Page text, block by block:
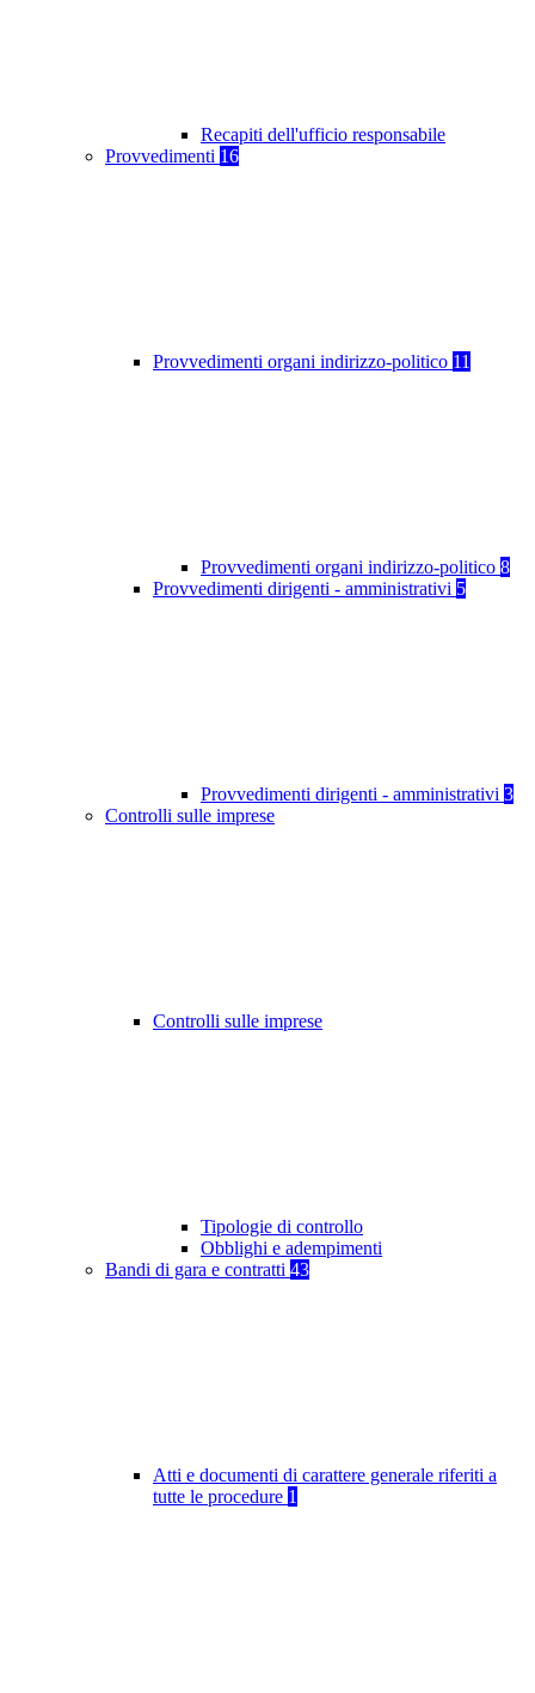
Recapiti dell'ufficio responsabile
Provvedimenti 16
Provvedimenti organi indirizzo-politico 11
Provvedimenti organi indirizzo-politico 8
Provvedimenti dirigenti - amministrativi 5
Provvedimenti dirigenti - amministrativi 3
Controlli sulle imprese
Controlli sulle imprese
Tipologie di controllo
Obblighi e adempimenti
Bandi di gara e contratti 43
Atti e documenti di carattere generale riferiti a
tutte le procedure 1